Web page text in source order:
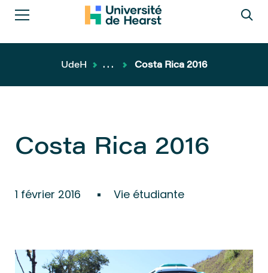
UdeH ... Costa Rica 2016
Costa Rica 2016
1 février 2016 Vie étudiante